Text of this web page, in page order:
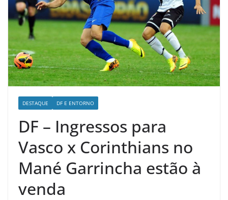
DESTAQUE DF E ENTORNO
DF – Ingressos para
Vasco x Corinthians no
Mané Garrincha estão à
venda